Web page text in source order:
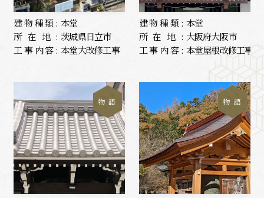
建物種類: 本堂
所在地: 茨城県日立市
工事内容: 本堂大改修工事
建物種類: 本堂
所在地: 大阪府大阪市
工事内容: 本堂屋根改修工事
物 語 物 語